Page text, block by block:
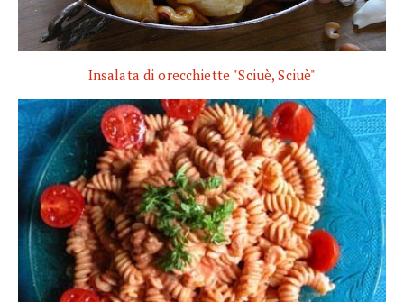
Insalata di orecchiette "Sciuè, Sciuè"